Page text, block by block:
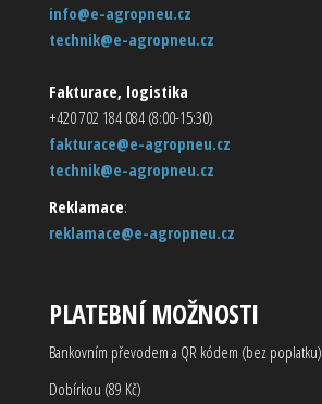
info@e-agropneu.cz
technik@e-agropneu.cz
Fakturace, logistika
+420 702 184 084 (8:00-15:30)
fakturace@e-agropneu.cz
technik@e-agropneu.cz
Reklamace:
reklamace@e-agropneu.cz
PLATEBNÍ MOŽNOSTI
Bankovním převodem a QR kódem (bez poplatku)
Dobírkou (89 Kč)